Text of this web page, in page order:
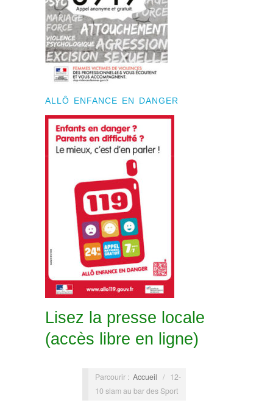
ALLÔ ENFANCE EN DANGER
Lisez la presse locale
(accès libre en ligne)
Parcourir : Accueil / 12-
10 slam au bar des Sport